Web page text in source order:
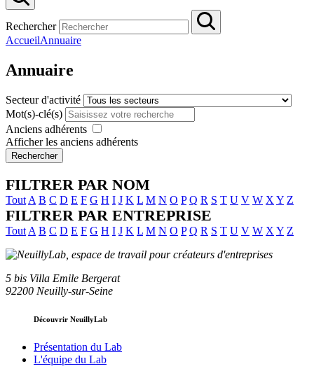
Rechercher
AccueilAnnuaire
Annuaire
Secteur d'activité
Mot(s)-clé(s)
Anciens adhérents
Afficher les anciens adhérents
Rechercher
FILTRER PAR NOM
Tout A B C D E F G H I J K L M N O P Q R S T U V W X Y Z
FILTRER PAR ENTREPRISE
Tout A B C D E F G H I J K L M N O P Q R S T U V W X Y Z
5 bis Villa Emile Bergerat
92200 Neuilly-sur-Seine
Découvrir NeuillyLab
Présentation du Lab
L'équipe du Lab